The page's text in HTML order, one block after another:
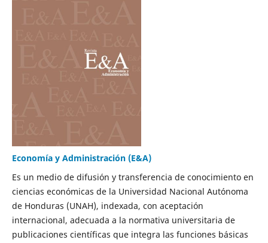
Economía y Administración (E&A)
Es un medio de difusión y transferencia de conocimiento en
ciencias económicas de la Universidad Nacional Autónoma
de Honduras (UNAH), indexada, con aceptación
internacional, adecuada a la normativa universitaria de
publicaciones científicas que integra las funciones básicas